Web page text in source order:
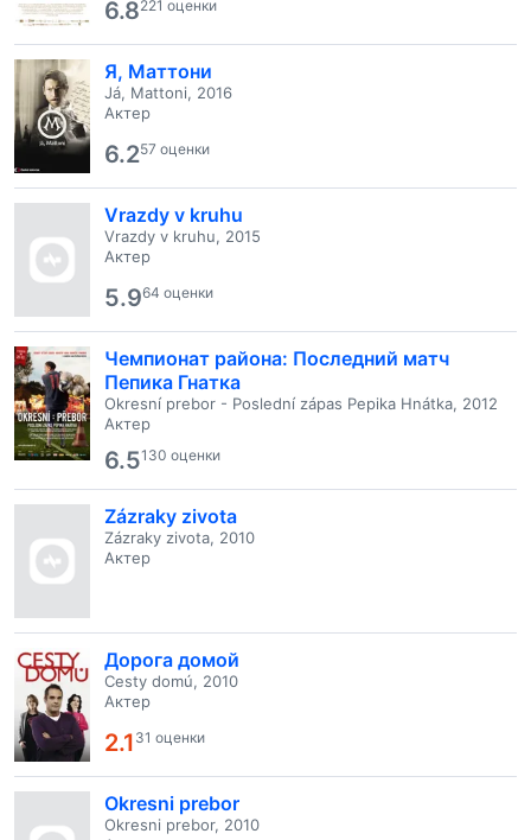
6.8221 оценки
Я, Маттони
Já, Mattoni, 2016
Актер
6.257 оценки
Vrazdy v kruhu
Vrazdy v kruhu, 2015
Актер
5.964 оценки
Чемпионат района: Последний матч
Пепика Гнатка
Okresní prebor - Poslední zápas Pepika Hnátka, 2012
Актер
6.5130 оценки
Zázraky zivota
Zázraky zivota, 2010
Актер
Дорога домой
Cesty domú, 2010
Актер
2.1 31 оценки
Okresni prebor
Okresni prebor, 2010